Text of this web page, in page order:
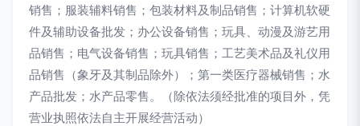
销售；服装辅料销售；包装材料及制品销售；计算机软硬
件及辅助设备批发；办公设备销售；玩具、动漫及游艺用
品销售；电气设备销售；玩具销售；工艺美术品及礼仪用
品销售（象牙及其制品除外）；第一类医疗器械销售；水
产品批发；水产品零售。（除依法须经批准的项目外，凭
营业执照依法自主开展经营活动）